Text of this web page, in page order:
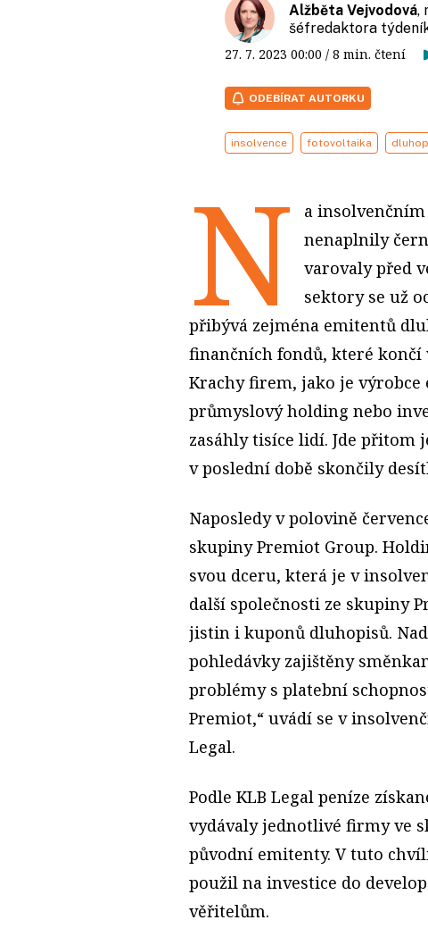
Alžběta Vejvodová,
šéfredaktora
27. 7. 2023 00:00 / 8 min. čtení
ODEBÍRAT AUTORKU
insolvence fotovoltaika
N
a
nenaplnily
varovaly před
sektory se už
přibývá zejména emitentů
finančních fondů, které
Krachy firem, jako je výrobce
průmyslový holding nebo
zasáhly tisíce lidí. Jde přitom
v poslední době skončily
Naposledy v polovině
skupiny Premiot Group.
svou dceru, která je v
další společnosti ze skupiny
jistin i kuponů dluhopisů.
pohledávky zajištěny
problémy s platební
Premiot,“ uvádí se v
Legal.
Podle KLB Legal peníze
vydávaly jednotlivé firmy ve
původní emitenty. V tuto
použil na investice do
věřitelům.